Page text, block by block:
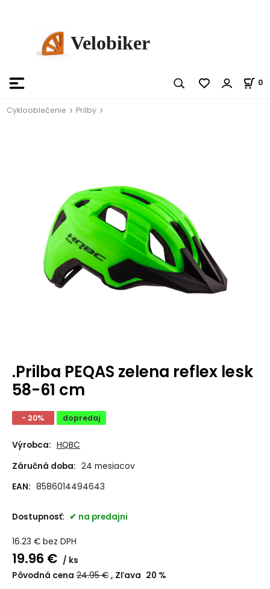
Velobiker
0
Cyklooblečenie Prilby
.Prilba PEQAS zelena reflex lesk
58-61 cm
- 20% dopredaj
Výrobca: HQBC
Záručná doba: 24 mesiacov
EAN: 8586014494643
Dostupnosť: na predajni
16.23 € bez DPH
19.96 €
ks
Pôvodná cena 24.95€ Zľava 20 %